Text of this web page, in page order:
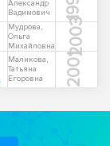
Александр
Вадимович
Мудрова,
Ольга
Михайловна
2003
Маликова,
Татьяна
Егоровна
2001